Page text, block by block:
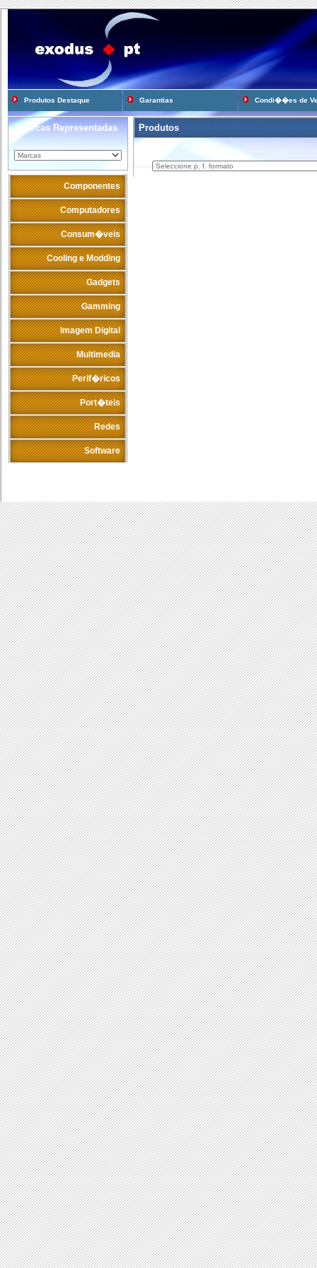
Produtos Destaque Garantias Condi��es de
Marcas Representadas
Componentes
Computadores
Consum�veis
Cooling e Modding
Gadgets
Gamming
Imagem Digital
Multimedia
Perif�ricos
Port�teis
Redes
Software
Produtos